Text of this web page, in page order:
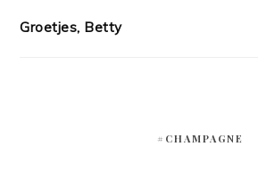
Groetjes, Betty
#CHAMPAGNE